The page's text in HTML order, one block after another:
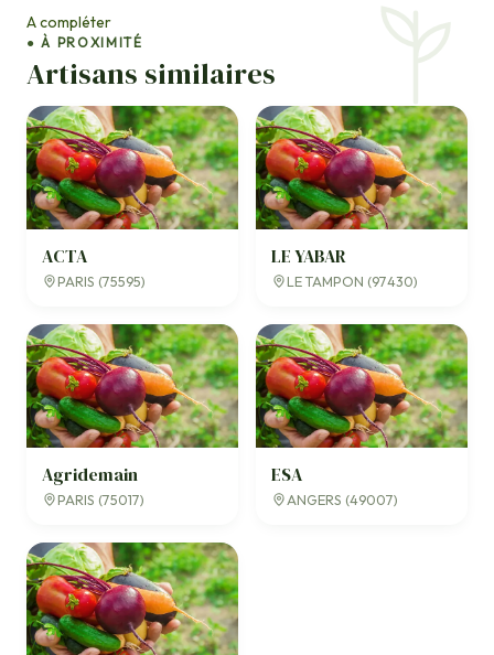
A compléter
● À PROXIMITÉ
Artisans similaires
ACTA
PARIS (75595)
LE YABAR
LE TAMPON (97430)
Agridemain
PARIS (75017)
ESA
ANGERS (49007)